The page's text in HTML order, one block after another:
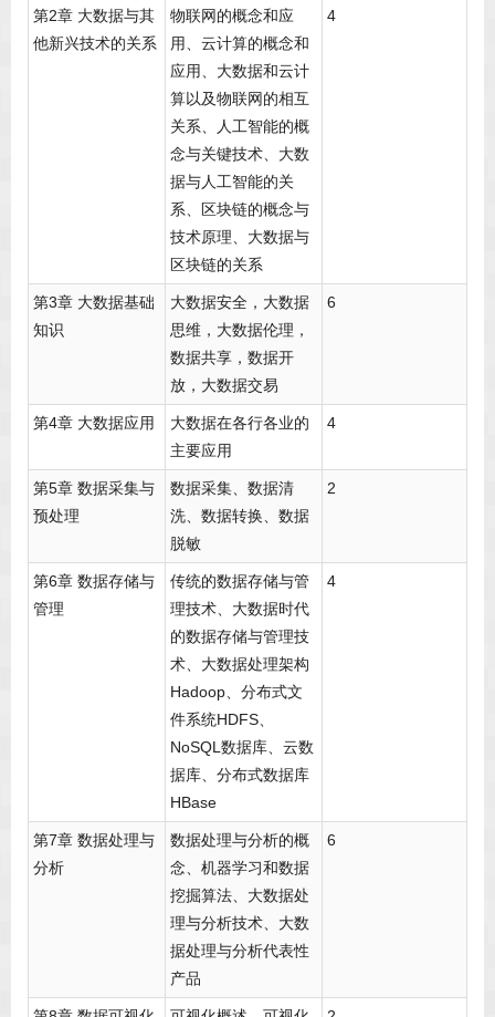
第2章 大数据与其
他新兴技术的关系
物联网的概念和应
用、云计算的概念和
应用、大数据和云计
算以及物联网的相互
关系、人工智能的概
念与关键技术、大数
据与人工智能的关
系、区块链的概念与
技术原理、大数据与
区块链的关系
4
第3章 大数据基础
知识
大数据安全，大数据
思维，大数据伦理，
数据共享，数据开
放，大数据交易
6
第4章 大数据应用
大数据在各行各业的
主要应用
4
第5章 数据采集与
预处理
数据采集、数据清
洗、数据转换、数据
脱敏
2
第6章 数据存储与
管理
传统的数据存储与管
理技术、大数据时代
的数据存储与管理技
术、大数据处理架构
Hadoop、分布式文
件系统HDFS、
NoSQL数据库、云数
据库、分布式数据库
HBase
4
第7章 数据处理与
分析
数据处理与分析的概
念、机器学习和数据
挖掘算法、大数据处
理与分析技术、大数
据处理与分析代表性
产品
6